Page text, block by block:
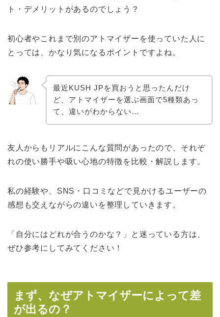
ト・デメリットがあるのでしょう？
初心者やこれまで別のアトマイザーを使っていた人に
とっては、かなり気になるポイントですよね。
最近KUSH JPを買おうと思ったんだけ
ど、アトマイザーを選ぶ画面で5種類あっ
て、違いがわからない…
友人からもリアルにこんな質問があったので、それぞ
れの使い勝手や吸い心地の特徴を比較・解説します。
私の経験や、SNS・口コミなどで見かけるユーザーの
感想も交えながらの違いを整理していきます。
「自分にはどれが合うのかな？」と迷っている方は、
ぜひ参考にしてみてください！
まず、なぜアトマイザーによって差
が出るの？